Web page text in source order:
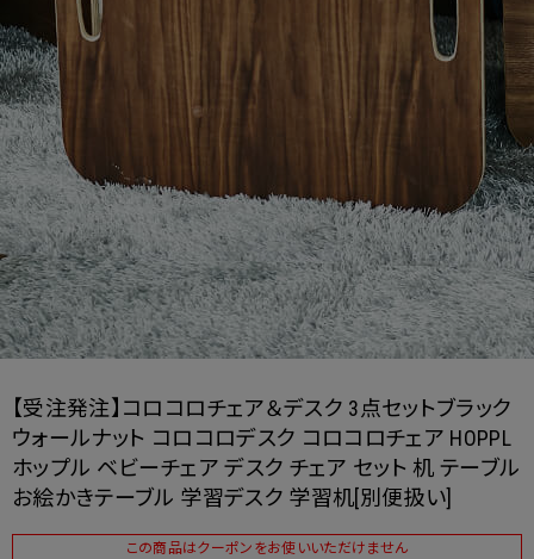
【受注発注】コロコロチェア＆デスク 3点セットブラック
ウォールナット コロコロデスク コロコロチェア HOPPL
ホップル ベビーチェア デスク チェア セット 机 テーブル
お絵かきテーブル 学習デスク 学習机[別便扱い]
この商品はクーポンをお使いいただけません